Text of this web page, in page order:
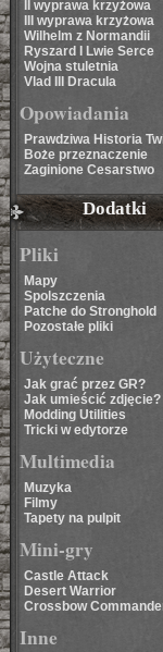
II wyprawa krzyżowa
III wyprawa krzyżowa
Wilhelm z Normandii
Ryszard I Lwie Serce
Wojna stuletnia
Vlad III Dracula
Opowiadania
Prawdziwa Historia
Boże przeznaczenie
Zaginione Cesarstwo
Dodatki
Pliki
Mapy
Spolszczenia
Patche do Stronghold
Pozostałe pliki
Użyteczne
Jak grać przez GR?
Jak umieścić zdjęcie?
Modding Utilities
Tricki w edytorze
Multimedia
Muzyka
Filmy
Tapety na pulpit
Mini-gry
Castle Attack
Desert Warrior
Crossbow
Inne